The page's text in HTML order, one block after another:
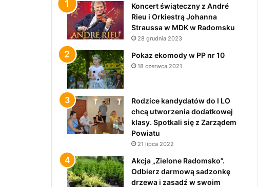
Koncert świąteczny z André
Rieu i Orkiestrą Johanna
Straussa w MDK w Radomsku
28 grudnia 2023
Pokaz ekomody w PP nr 10
18 czerwca 2021
Rodzice kandydatów do I LO
chcą utworzenia dodatkowej
klasy. Spotkali się z Zarządem
Powiatu
21 lipca 2022
Akcja „Zielone Radomsko”.
Odbierz darmową sadzonkę
drzewa i zasadź w swoim